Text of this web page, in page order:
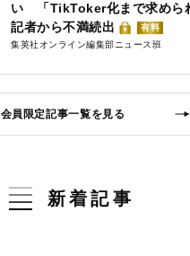
い 「TikToker化まで求めら
記者から不満続出
有料
集英社オンライン編集部ニュース班
会員限定記事一覧を見る
新着記事